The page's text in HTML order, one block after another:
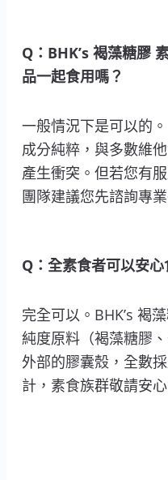
Q：BHK’s 褐藻糖膠
品一起食用嗎？
一般情況下是可以的
成分純粹，與多數維
產生衝突。但若您有
團隊建議您先諮詢專
Q：全素食者可以安
完全可以。BHK’s 褐
純度原料（褐藻糖膠
外部的膠囊殼，全數
計，素食族群敬請安心